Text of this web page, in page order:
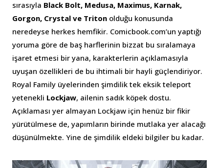
sırasıyla Black Bolt, Medusa, Maximus, Karnak,
Gorgon, Crystal ve Triton olduğu konusunda
neredeyse herkes hemfikir. Comicbook.com’un yaptığı
yoruma göre de baş harflerinin bizzat bu sıralamaya
işaret etmesi bir yana, karakterlerin açıklamasıyla
uyuşan özellikleri de bu ihtimali bir hayli güçlendiriyor.
Royal Family üyelerinden şimdilik tek eksik teleport
yetenekli Lockjaw, ailenin sadık köpek dostu.
Açıklaması yer almayan Lockjaw için henüz bir fikir
yürütülmese de, yapımların birinde mutlaka yer alacağı
düşünülmekte. Yine de şimdilik eldeki bilgiler bu kadar.